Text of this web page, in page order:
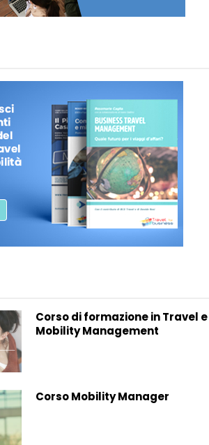
Corso di formazione in Travel e
Mobility Management
Corso Mobility Manager